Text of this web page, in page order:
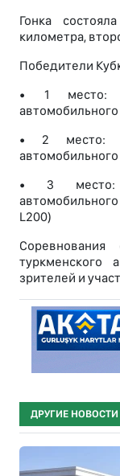
Гонка
километра,
Победители
• 1 место:
автомобильного
• 2 место:
автомобильного
• 3 место:
L200)
туркменского
зрителей и
ДРУГИЕ НОВОСТИ